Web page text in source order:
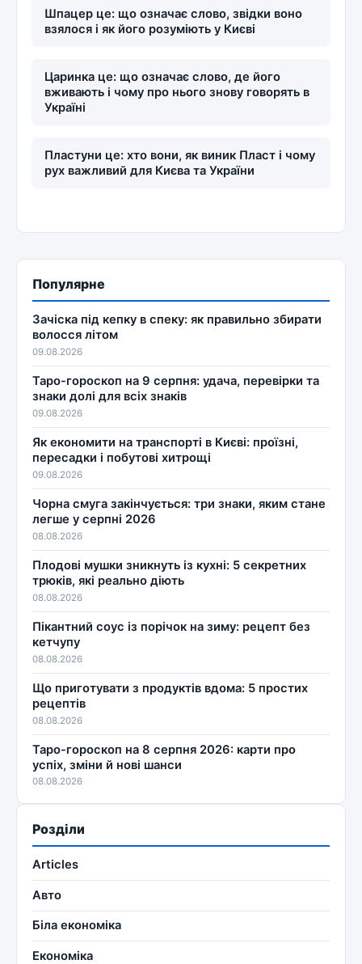
Шпацер це: що означає слово, звідки воно
взялося і як його розуміють у Києві
Царинка це: що означає слово, де його
вживають і чому про нього знову говорять в
Україні
Пластуни це: хто вони, як виник Пласт і чому
рух важливий для Києва та України
Популярне
Зачіска під кепку в спеку: як правильно збирати
волосся літом
09.08.2026
Таро-гороскоп на 9 серпня: удача, перевірки та
знаки долі для всіх знаків
09.08.2026
Як економити на транспорті в Києві: проїзні,
пересадки і побутові хитрощі
09.08.2026
Чорна смуга закінчується: три знаки, яким стане
легше у серпні 2026
08.08.2026
Плодові мушки зникнуть із кухні: 5 секретних
трюків, які реально діють
08.08.2026
Пікантний соус із порічок на зиму: рецепт без
кетчупу
08.08.2026
Що приготувати з продуктів вдома: 5 простих
рецептів
08.08.2026
Таро-гороскоп на 8 серпня 2026: карти про
успіх, зміни й нові шанси
08.08.2026
Розділи
Articles
Авто
Біла економіка
Економіка